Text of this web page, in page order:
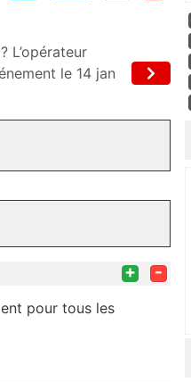
L’opérateur
le 14 jan
+ -
pour tous les